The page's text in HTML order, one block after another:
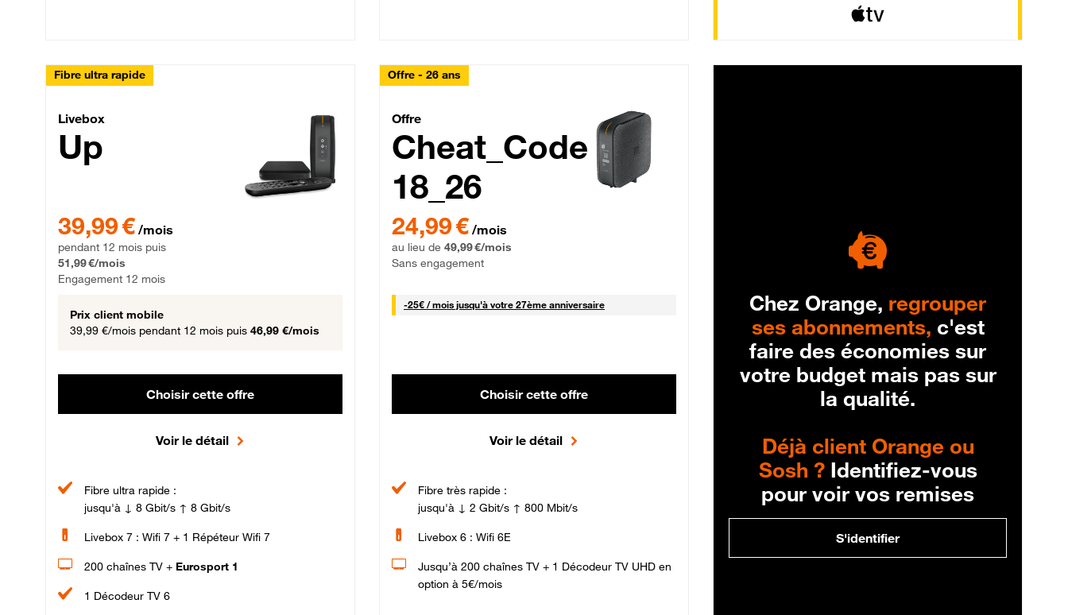
Fibre ultra rapide
Livebox Up Fibre
Livebox
Up
39,99 € /mois
pendant 12 mois puis
51,99 €/mois
Engagement 12 mois
Prix client mobile
39,99 €/mois pendant 12 mois puis 46,99 €/mois
Choisir cette offre
Voir le détail
Fibre ultra rapide :
jusqu'à ↓ 8 Gbit/s ↑ 8 Gbit/s
Livebox 7 : Wifi 7 + 1 Répéteur Wifi 7
200 chaînes TV + Eurosport 1
1 Décodeur TV 6
Offre - 26 ans
Cheat_Code Fibre_18_26
Offre
Cheat_Code
18_26
24,99 € /mois
au lieu de 49,99 €/mois
Sans engagement
-25€ / mois25 € par mois
jusqu'à votre 27ème anniversaire
Choisir cette offre
Voir le détail
Fibre très rapide :
jusqu'à ↓ 2 Gbit/s ↑ 800 Mbit/s
Livebox 6 : Wifi 6E
Jusqu’à 200 chaînes TV + 1 Décodeur TV UHD en
option à 5€/mois
Chez Orange, regrouper
ses abonnements, c'est
faire des économies sur
votre budget mais pas sur
la qualité.
Déjà client Orange ou
Sosh ?Identifiez-vous
pour voir vos remises
S'identifier